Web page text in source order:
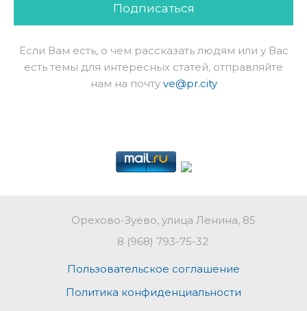
Подписаться
Если Вам есть, о чем рассказать людям или у Вас
есть темы для интересных статей, отправляйте
нам на почту ve@pr.city
Орехово-Зуево, улица Ленина, 85
8 (968) 793-75-32
Пользовательское соглашение
Политика конфиденциальности